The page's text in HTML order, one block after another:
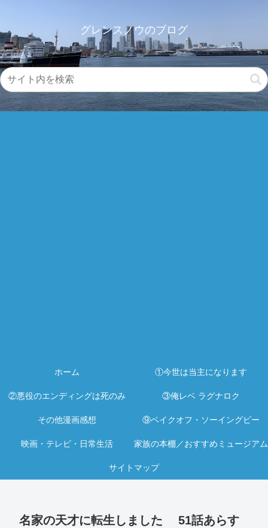
グレンスノウのブログ
ホーム ①今世は当主になります
②悪役のエンディングは死のみ ③俺レベ ラグナロク
その他漫画感想 ⑨ベイクオフ・ソーイングビー
映画・テレビ・日常生活 家族の本棚／おすすめミュージアム
サイトマップ
名家の天才に転生しました 51話あらす